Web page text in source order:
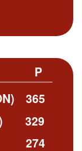
P
365
329
274